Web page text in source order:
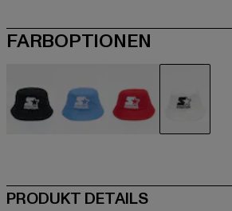
FARBOPTIONEN
PRODUKT DETAILS